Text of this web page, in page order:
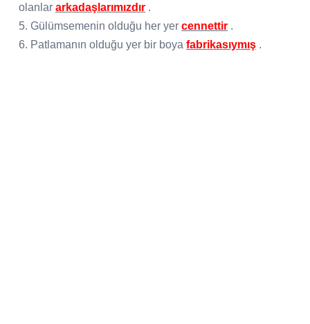
olanlar arkadaşlarımızdır .
5. Gülümsemenin olduğu her yer cennettir .
6. Patlamanın olduğu yer bir boya fabrikasıymış .